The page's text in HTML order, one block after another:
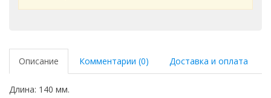
Описание Комментарии (0) Доставка и оплата
Длина: 140 мм.